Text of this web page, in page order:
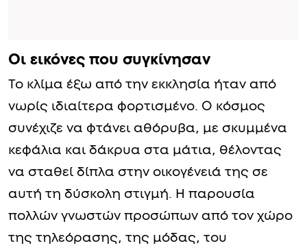
Οι εικόνες που συγκίνησαν
Το κλίμα έξω από την εκκλησία ήταν από
νωρίς ιδιαίτερα φορτισμένο. Ο κόσμος
συνέχιζε να φτάνει αθόρυβα, με σκυμμένα
κεφάλια και δάκρυα στα μάτια, θέλοντας
να σταθεί δίπλα στην οικογένειά της σε
αυτή τη δύσκολη στιγμή. Η παρουσία
πολλών γνωστών προσώπων από τον χώρο
της τηλεόρασης, της μόδας, του